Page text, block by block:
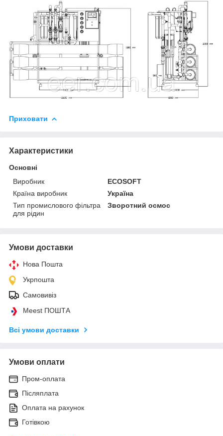
Приховати
Характеристики
Основні
Виробник
ECOSOFT
Країна виробник
Україна
Тип промислового фільтра
для рідин
Зворотний осмос
Умови доставки
Нова Пошта
Укрпошта
Самовивіз
Meest ПОШТА
Всі умови доставки
Умови оплати
Пром-оплата
Післяплата
Оплата на рахунок
Готівкою